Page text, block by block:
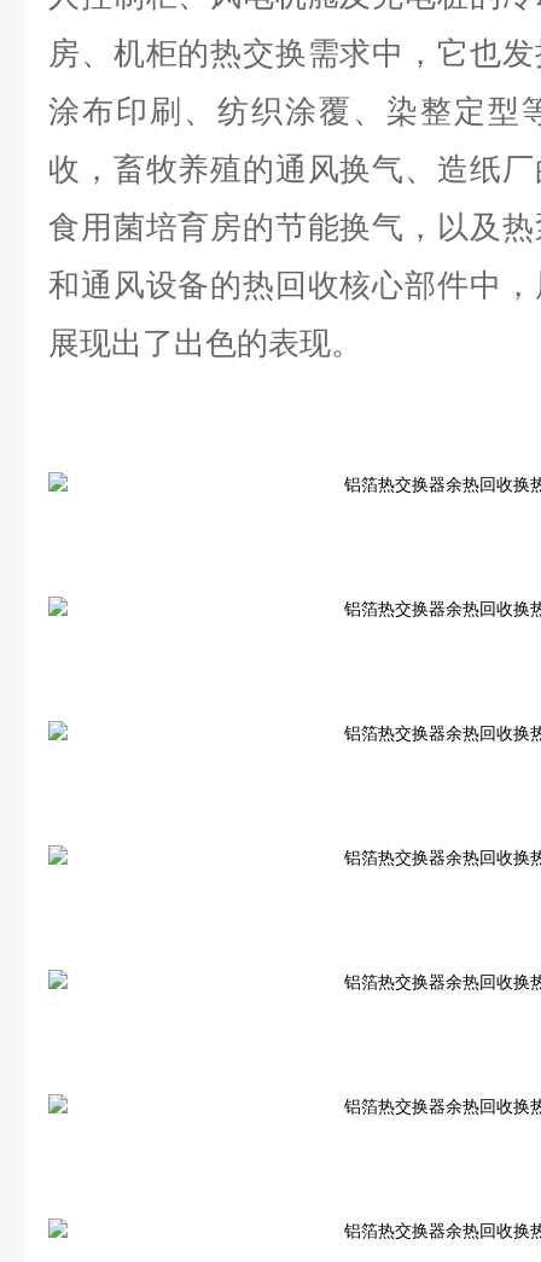
房、机柜的热交换需求中，它也
涂布印刷、纺织涂覆、染整定型
收，畜牧养殖的通风换气、造纸
食用菌培育房的节能换气，以及
和通风设备的热回收核心部件中
展现出了出色的表现。